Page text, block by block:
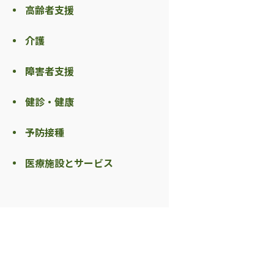
高齢者支援
介護
障害者支援
健診・健康
予防接種
医療施設とサービス